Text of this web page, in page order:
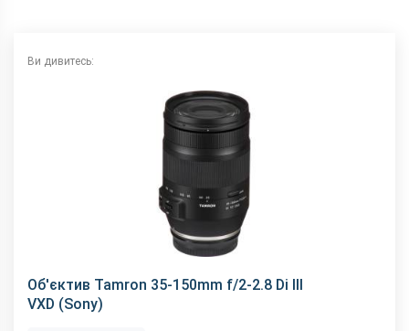
Ви дивитесь:
Об'єктив Tamron 35-150mm f/2-2.8 Di III
VXD (Sony)